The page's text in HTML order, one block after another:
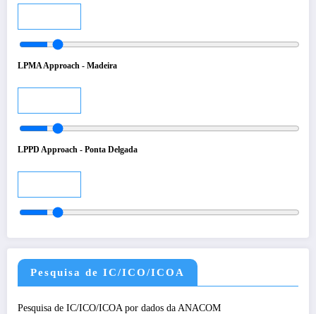
LPMA Approach - Madeira
LPPD Approach - Ponta Delgada
Pesquisa de IC/ICO/ICOA
Pesquisa de IC/ICO/ICOA por dados da ANACOM